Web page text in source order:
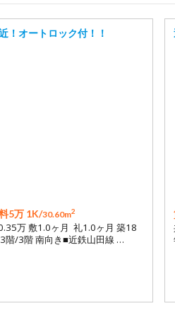
！オートロック付！！
5万 1K/30.60m2
万 敷1.0ヶ月 礼1.0ヶ月 築18
階/3階 南向き■近鉄山田線 …